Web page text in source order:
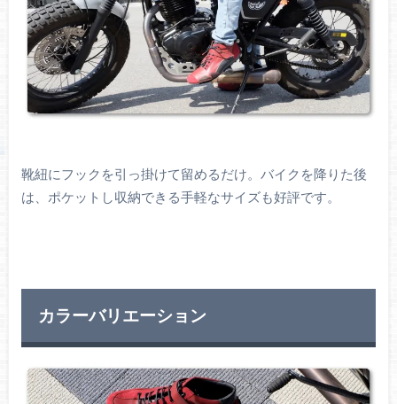
靴紐にフックを引っ掛けて留めるだけ。バイクを降りた後
は、ポケットし収納できる手軽なサイズも好評です。
カラーバリエーション